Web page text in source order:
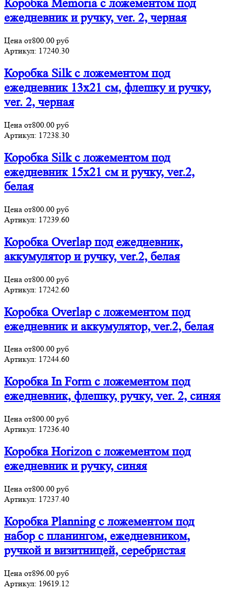
Коробка Memoria с ложементом под
ежедневник и ручку, ver. 2, черная
Цена от800.00 руб
Артикул: 17240.30
Коробка Silk с ложементом под
ежедневник 13x21 см, флешку и ручку,
ver. 2, черная
Цена от800.00 руб
Артикул: 17238.30
Коробка Silk с ложементом под
ежедневник 15х21 см и ручку, ver.2,
белая
Цена от800.00 руб
Артикул: 17239.60
Коробка Overlap под ежедневник,
аккумулятор и ручку, ver.2, белая
Цена от800.00 руб
Артикул: 17242.60
Коробка Overlap с ложементом под
ежедневник и аккумулятор, ver.2, белая
Цена от800.00 руб
Артикул: 17244.60
Коробка In Form с ложементом под
ежедневник, флешку, ручку, ver. 2, синяя
Цена от800.00 руб
Артикул: 17236.40
Коробка Horizon с ложементом под
ежедневник и ручку, синяя
Цена от800.00 руб
Артикул: 17237.40
Коробка Planning с ложементом под
набор с планингом, ежедневником,
ручкой и визитницей, серебристая
Цена от896.00 руб
Артикул: 19619.12